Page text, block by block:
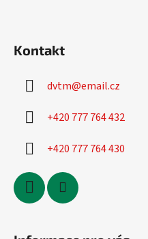
Kontakt
dvtm@email.cz
+420 777 764 432
+420 777 764 430